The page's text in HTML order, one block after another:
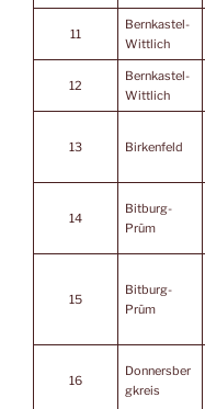
11
Bernkastel-
Wittlich
12
Bernkastel-
Wittlich
13 Birkenfeld
14
Bitburg-
Prüm
15
Bitburg-
Prüm
16
Donnersber
gkreis